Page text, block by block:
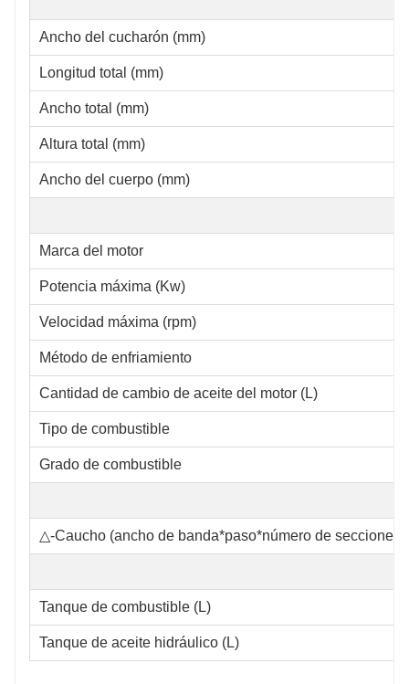
Ancho del cucharón (mm)
Longitud total (mm)
Ancho total (mm)
Altura total (mm)
Ancho del cuerpo (mm)
Marca del motor
Potencia máxima (Kw)
Velocidad máxima (rpm)
Método de enfriamiento
Cantidad de cambio de aceite del motor (L)
Tipo de combustible
Grado de combustible
△-Caucho (ancho de banda*paso*número de secciones)
Tanque de combustible (L)
Tanque de aceite hidráulico (L)